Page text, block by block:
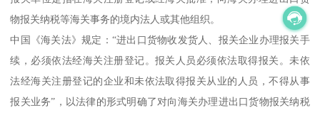
物报关纳税等海关事务的境内法人或其他组织。
中国《海关法》规定：“进出口货物收发货人、报关企业办理报关手
续，必须依法经海关注册登记。报关人员必须依法取得报关。未依
法经海关注册登记的企业和未依法取得报关从业的人员，不得从事
报关业务”，以法律的形式明确了对向海关办理进出口货物报关纳税